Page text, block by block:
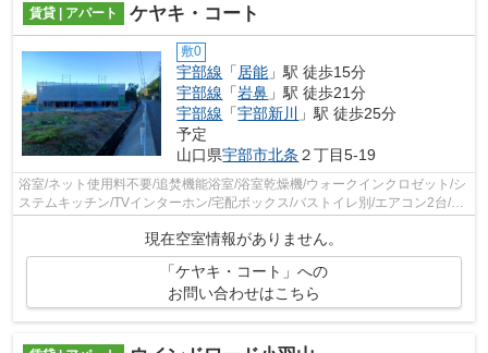
賃貸 | アパート ケヤキ・コート
敷0
宇部線 「 居能 」駅 徒歩15分
宇部線 「岩鼻 」駅 徒歩21分
宇部線 「宇部新川
」駅 徒歩25分
予定
山口県宇部市北条 ２丁目5-19
浴室/ネット使用料不要/追焚機能浴室/浴室乾燥機/ウォークインクロゼット/シ
ステムキッチン/TVインターホン/宅配ボックス/バストイレ別/エアコン2台/ペ
ット相談/照明付き/シャワー付洗...
現在空室情報がありません。
「ケヤキ・コート」への
お問い合わせはこちら